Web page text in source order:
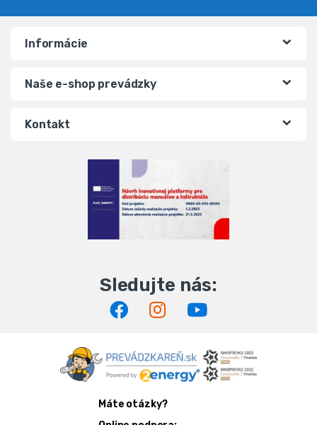
Informácie
Naše e-shop prevádzky
Kontakt
Máte otázky?